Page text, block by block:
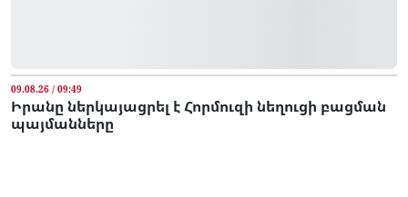
09.08.26 / 09:49
Իրանը ներկայացրել է Հորմուզի նեղուցի բացման
պայմանները